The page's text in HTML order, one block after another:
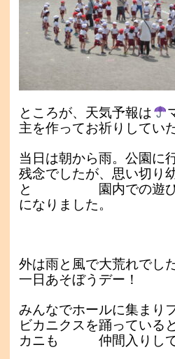
ところが、天気予報は
主を作ってお祈りしてい
当日は朝から雨。公園に
残念でしたが、思い切り
と 園内での遊
になりました。
外は雨と風で大荒れでし
一日あそぼうデー！
みんなでホールに集まり
ビカニクスを踊っている
カニも 仲間入りして